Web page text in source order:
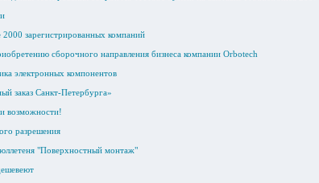
зарегистрированных компаний
сборочного направления бизнеса компании Orbotech
электронных компонентов
заказ Санкт-Петербурга»
возможности!
разрешения
"Поверхностный монтаж"